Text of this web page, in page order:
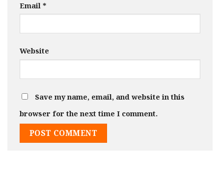
Email *
Website
Save my name, email, and website in this
browser for the next time I comment.